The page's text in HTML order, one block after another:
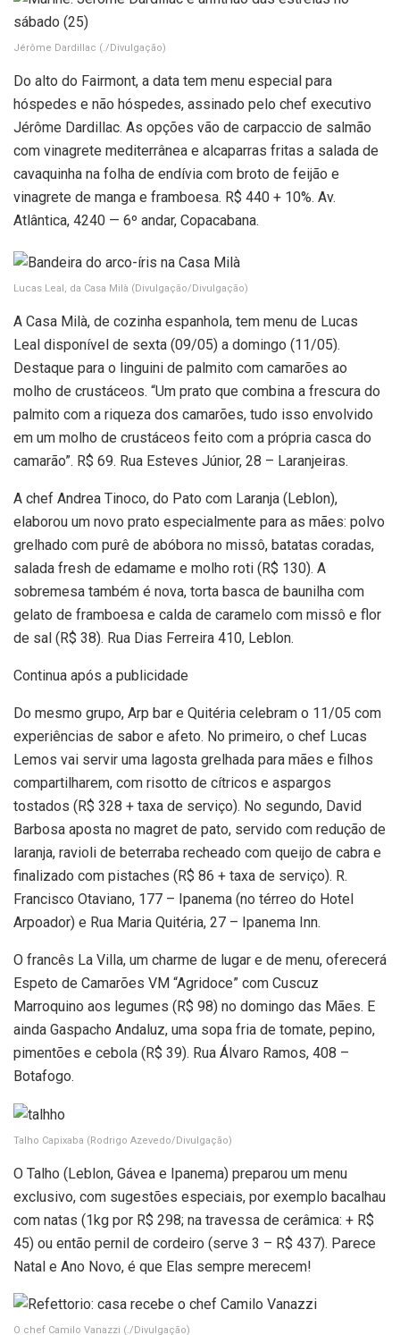
Jérôme Dardillac (./Divulgação)
Do alto do Fairmont, a data tem menu especial para
hóspedes e não hóspedes, assinado pelo chef executivo
Jérôme Dardillac. As opções vão de carpaccio de salmão
com vinagrete mediterrânea e alcaparras fritas a salada de
cavaquinha na folha de endívia com broto de feijão e
vinagrete de manga e framboesa. R$ 440 + 10%. Av.
Atlântica, 4240 — 6º andar, Copacabana.
Lucas Leal, da Casa Milà (Divulgação/Divulgação)
A Casa Milà, de cozinha espanhola, tem menu de Lucas
Leal disponível de sexta (09/05) a domingo (11/05).
Destaque para o linguini de palmito com camarões ao
molho de crustáceos. “Um prato que combina a frescura do
palmito com a riqueza dos camarões, tudo isso envolvido
em um molho de crustáceos feito com a própria casca do
camarão”. R$ 69. Rua Esteves Júnior, 28 – Laranjeiras.
A chef Andrea Tinoco, do Pato com Laranja (Leblon),
elaborou um novo prato especialmente para as mães: polvo
grelhado com purê de abóbora no missô, batatas coradas,
salada fresh de edamame e molho roti (R$ 130). A
sobremesa também é nova, torta basca de baunilha com
gelato de framboesa e calda de caramelo com missô e flor
de sal (R$ 38). Rua Dias Ferreira 410, Leblon.
Continua após a publicidade
Do mesmo grupo, Arp bar e Quitéria celebram o 11/05 com
experiências de sabor e afeto. No primeiro, o chef Lucas
Lemos vai servir uma lagosta grelhada para mães e filhos
compartilharem, com risotto de cítricos e aspargos
tostados (R$ 328 + taxa de serviço). No segundo, David
Barbosa aposta no magret de pato, servido com redução de
laranja, ravioli de beterraba recheado com queijo de cabra e
finalizado com pistaches (R$ 86 + taxa de serviço). R.
Francisco Otaviano, 177 – Ipanema (no térreo do Hotel
Arpoador) e Rua Maria Quitéria, 27 – Ipanema Inn.
O francês La Villa, um charme de lugar e de menu, oferecerá
Espeto de Camarões VM “Agridoce” com Cuscuz
Marroquino aos legumes (R$ 98) no domingo das Mães. E
ainda Gaspacho Andaluz, uma sopa fria de tomate, pepino,
pimentões e cebola (R$ 39). Rua Álvaro Ramos, 408 –
Botafogo.
Talho Capixaba (Rodrigo Azevedo/Divulgação)
O Talho (Leblon, Gávea e Ipanema) preparou um menu
exclusivo, com sugestões especiais, por exemplo bacalhau
com natas (1kg por R$ 298; na travessa de cerâmica: + R$
45) ou então pernil de cordeiro (serve 3 – R$ 437). Parece
Natal e Ano Novo, é que Elas sempre merecem!
O chef Camilo Vanazzi (./Divulgação)